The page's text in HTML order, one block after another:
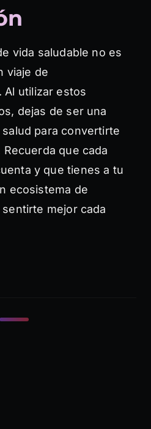
vida saludable no es
viaje de
Al utilizar estos
dejas de ser una
para convertirte
que cada
y que tienes a tu
ecosistema de
mejor cada